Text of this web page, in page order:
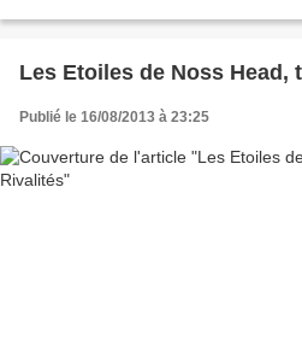
Les Etoiles de Noss Head,
Publié le 16/08/2013 à 23:25